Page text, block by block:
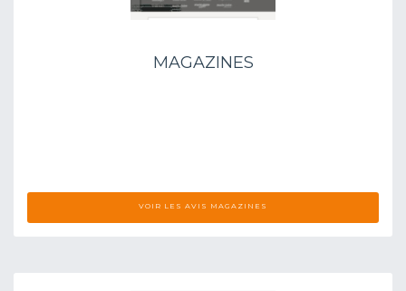
MAGAZINES
VOIR LES AVIS MAGAZINES